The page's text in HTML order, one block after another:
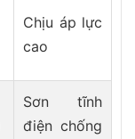
Chịu áp lực
cao
Sơn tĩnh
điện chống